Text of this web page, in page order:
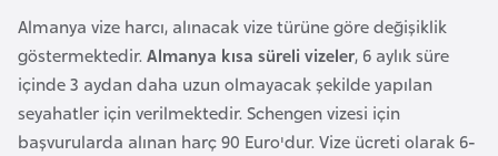
Almanya vize harcı, alınacak vize türüne göre değişiklik
göstermektedir. Almanya kısa süreli vizeler, 6 aylık süre
içinde 3 aydan daha uzun olmayacak şekilde yapılan
seyahatler için verilmektedir. Schengen vizesi için
başvurularda alınan harç 90 Euro'dur. Vize ücreti olarak 6-
r
s
e
k